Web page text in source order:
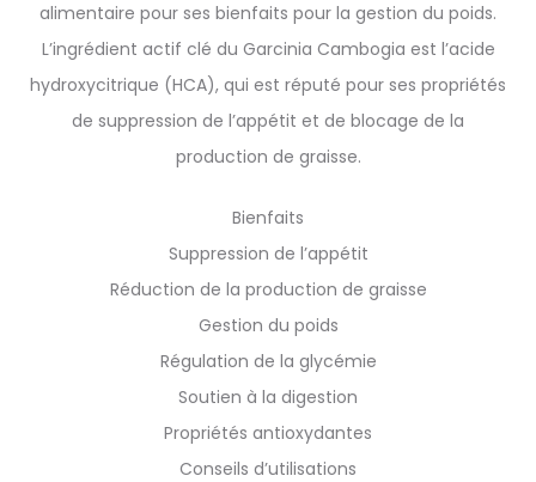
alimentaire pour ses bienfaits pour la gestion du poids.
L’ingrédient actif clé du Garcinia Cambogia est l’acide
hydroxycitrique (HCA), qui est réputé pour ses propriétés
de suppression de l’appétit et de blocage de la
production de graisse.
Bienfaits
Suppression de l’appétit
Réduction de la production de graisse
Gestion du poids
Régulation de la glycémie
Soutien à la digestion
Propriétés antioxydantes
Conseils d’utilisations